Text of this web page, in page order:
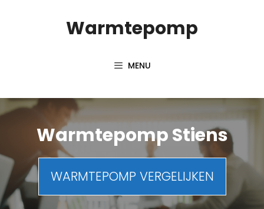
Warmtepomp
MENU
Warmtepomp Stiens
WARMTEPOMP VERGELIJKEN